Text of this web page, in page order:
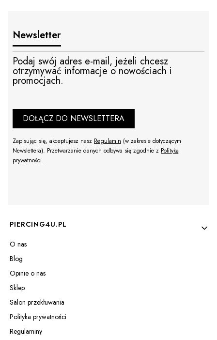
Newsletter
Podaj swój adres e-mail, jeżeli chcesz
otrzymywać informacje o nowościach i
promocjach.
DOŁĄCZ DO NEWSLETTERA
Zapisując się, akceptujesz nasz Regulamin (w zakresie dotyczącym
Newslettera). Przetwarzanie danych odbywa się zgodnie z Polityką
prywatności.
Linki w stopce
PIERCING4U.PL
O nas
Blog
Opinie o nas
Sklep
Salon przekłuwania
Polityka prywatności
Regulaminy